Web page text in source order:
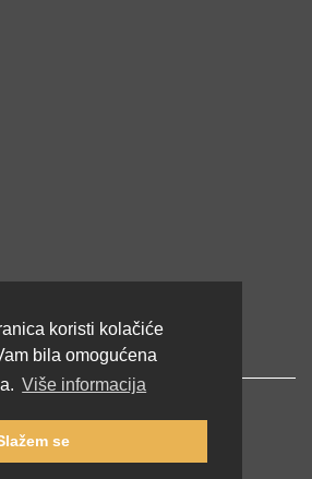
koristi kolačiće
bila omogućena
Više informacija
se
2026 lernu.net |Impressum